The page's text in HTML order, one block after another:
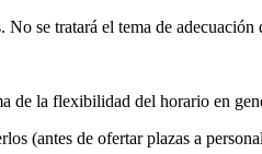
se tratará el tema de
la flexibilidad del horario en
(antes de ofertar plazas a